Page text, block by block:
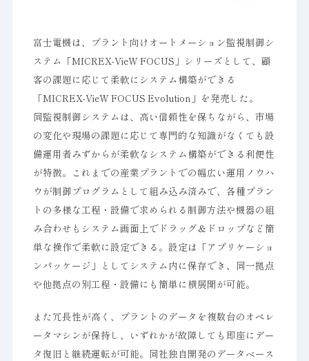
富士電機は、プラント向けオートメーション監視制御シ
ステム「MICREX-VieW FOCUS」シリーズとして、顧
客の課題に応じて柔軟にシステム構築ができる
「MICREX-VieW FOCUS Evolution」を発売した。
同監視制御システムは、高い信頼性を保ちながら、市場
の変化や現場の課題に応じて専門的な知識がなくても設
備運用者みずからが柔軟なシステム構築ができる利便性
が特徴。これまでの産業プラントでの幅広い運用ノウハ
ウが制御プログラムとして組み込み済みで、各種プラン
トの多様な工程・設備で求められる制御方法や機器の組
み合わせもシステム画面上でドラッグ＆ドロップなど簡
単な操作で柔軟に設定できる。設定は「アプリケーショ
ンパッケージ」としてシステム内に保存でき、同一拠点
や他拠点の別工程・設備にも簡単に横展開が可能。
また冗長性が高く、プラントのデータを複数台のオペレ
ータマシンが保持し、いずれかが故障しても即座にデー
タ復旧と継続運転が可能。同社独自開発のデータベース